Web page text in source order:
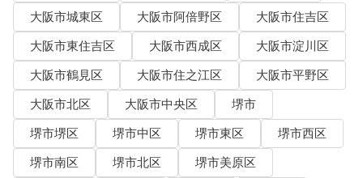
大阪市城東区
大阪市阿倍野区
大阪市住吉区
大阪市東住吉区
大阪市西成区
大阪市淀川区
大阪市鶴見区
大阪市住之江区
大阪市平野区
大阪市北区
大阪市中央区
堺市
堺市堺区
堺市中区 堺市東区
堺市西区
堺市南区
堺市北区
堺市美原区